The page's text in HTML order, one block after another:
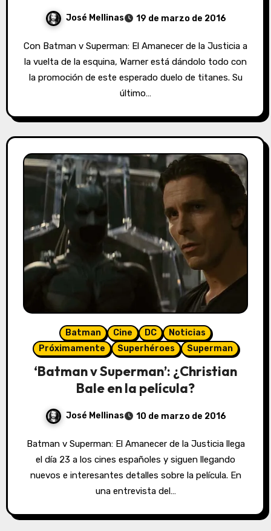
José Mellinas 19 de marzo de 2016
Con Batman v Superman: El Amanecer de la Justicia a
la vuelta de la esquina, Warner está dándolo todo con
la promoción de este esperado duelo de titanes. Su
último…
Batman Cine DC
Noticias
Próximamente
Superhéroes Superman
‘Batman v Superman’: ¿Christian
Bale en la película?
José Mellinas 10 de marzo de 2016
Batman v Superman: El Amanecer de la Justicia llega
el día 23 a los cines españoles y siguen llegando
nuevos e interesantes detalles sobre la película. En
una entrevista del…